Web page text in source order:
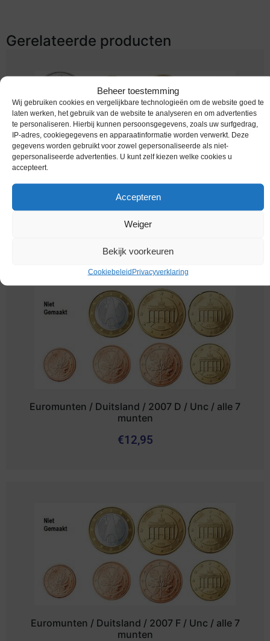
Beheer toestemming
Wij gebruiken cookies en vergelijkbare technologieën om de website goed te
laten werken, het gebruik van de website te analyseren en om advertenties
te personaliseren. Hierbij kunnen persoonsgegevens, zoals uw surfgedrag,
IP-adres, cookiegegevens en apparaatinformatie worden verwerkt. Deze
gegevens worden gebruikt voor zowel gepersonaliseerde als niet-
gepersonaliseerde advertenties. U kunt zelf kiezen welke cookies u
accepteert.
Accepteren
Weiger
Bekijk voorkeuren
CookiebeleidPrivacyverklaring
Gerelateerde producten
munten
€8,25
Euromunten / Duitsland / 2007 D / Unc / alle 7
munten
€12,95
Euromunten / Duitsland / 2007 F / Unc / alle 7
munten